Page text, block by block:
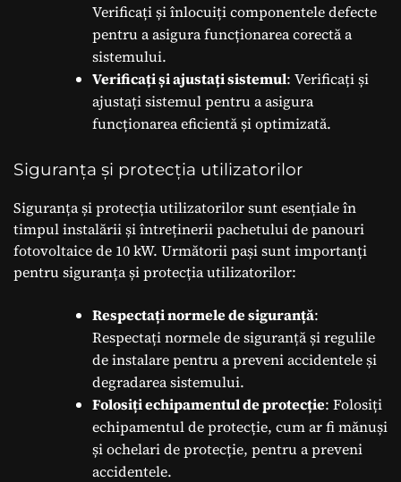
Verificați și înlocuiți componentele defecte
pentru a asigura funcționarea corectă a
sistemului.
Verificați și ajustați sistemul: Verificați și
ajustați sistemul pentru a asigura
funcționarea eficientă și optimizată.
Siguranța și protecția utilizatorilor
Siguranța și protecția utilizatorilor sunt esențiale în
timpul instalării și întreținerii pachetului de panouri
fotovoltaice de 10 kW. Următorii pași sunt importanți
pentru siguranța și protecția utilizatorilor:
Respectați normele de siguranță:
Respectați normele de siguranță și regulile
de instalare pentru a preveni accidentele și
degradarea sistemului.
Folosiți echipamentul de protecție: Folosiți
echipamentul de protecție, cum ar fi mănuși
și ochelari de protecție, pentru a preveni
accidentele.